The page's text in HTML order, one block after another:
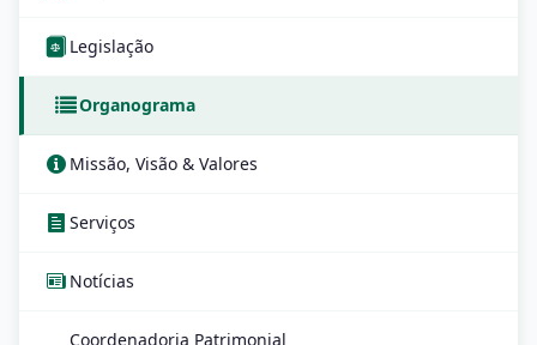
Legislação
Organograma
Missão, Visão & Valores
Serviços
Notícias
Coordenadoria Patrimonial